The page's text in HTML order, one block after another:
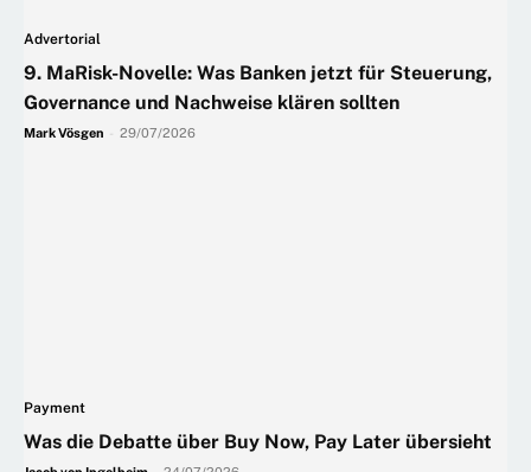
Advertorial
9. MaRisk-Novelle: Was Banken jetzt für Steuerung,
Governance und Nachweise klären sollten
Mark Vösgen 29/07/2026
Payment
Was die Debatte über Buy Now, Pay Later übersieht